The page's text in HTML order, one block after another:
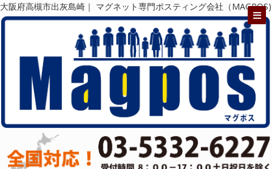
大阪府高槻市出灰島崎｜ マグネット専門ポスティング会社（MAGPOS)